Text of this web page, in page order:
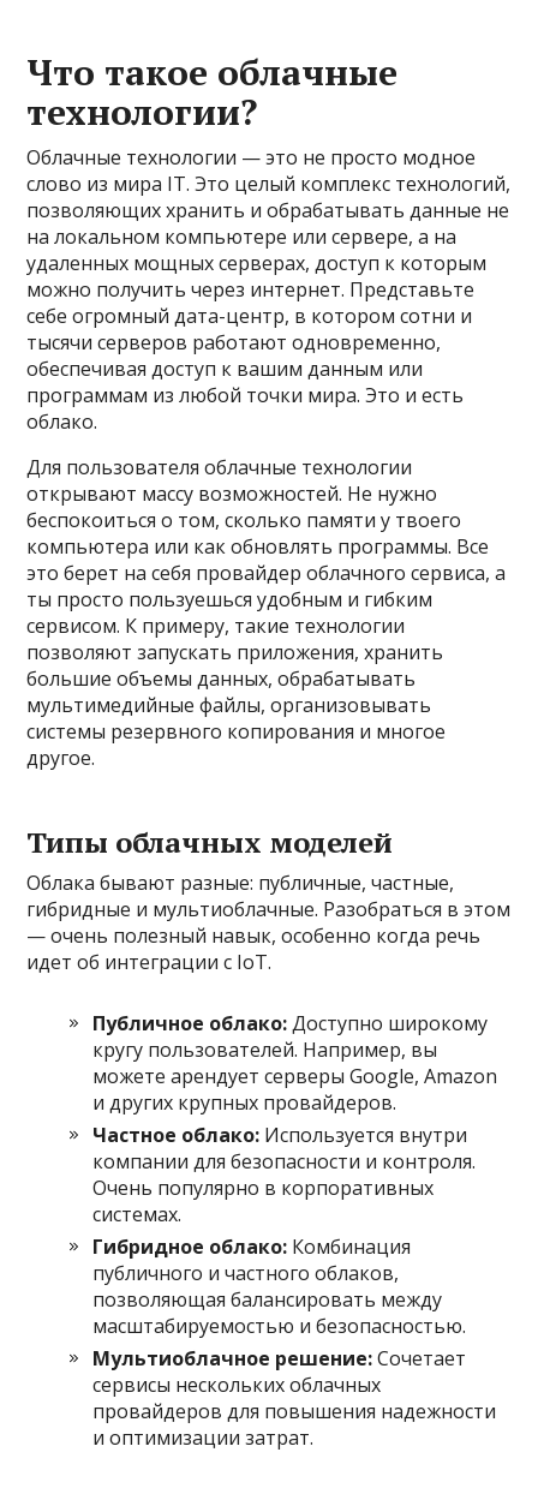
Что такое облачные
технологии?
Облачные технологии — это не просто модное
слово из мира IT. Это целый комплекс технологий,
позволяющих хранить и обрабатывать данные не
на локальном компьютере или сервере, а на
удаленных мощных серверах, доступ к которым
можно получить через интернет. Представьте
себе огромный дата-центр, в котором сотни и
тысячи серверов работают одновременно,
обеспечивая доступ к вашим данным или
программам из любой точки мира. Это и есть
облако.
Для пользователя облачные технологии
открывают массу возможностей. Не нужно
беспокоиться о том, сколько памяти у твоего
компьютера или как обновлять программы. Все
это берет на себя провайдер облачного сервиса, а
ты просто пользуешься удобным и гибким
сервисом. К примеру, такие технологии
позволяют запускать приложения, хранить
большие объемы данных, обрабатывать
мультимедийные файлы, организовывать
системы резервного копирования и многое
другое.
Типы облачных моделей
Облака бывают разные: публичные, частные,
гибридные и мультиоблачные. Разобраться в этом
— очень полезный навык, особенно когда речь
идет об интеграции с IoT.
Публичное облако:Доступно широкому
кругу пользователей. Например, вы
можете арендует серверы Google, Amazon
и других крупных провайдеров.
Частное облако: Используется внутри
компании для безопасности и контроля.
Очень популярно в корпоративных
системах.
Гибридное облако: Комбинация
публичного и частного облаков,
позволяющая балансировать между
масштабируемостью и безопасностью.
Мультиоблачное решение:Сочетает
сервисы нескольких облачных
провайдеров для повышения надежности
и оптимизации затрат.